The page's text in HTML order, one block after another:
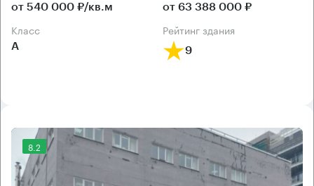
от 540 000 ₽/кв.м от 63 388 000 ₽
класс
А
рейтинг здания
9
8.2